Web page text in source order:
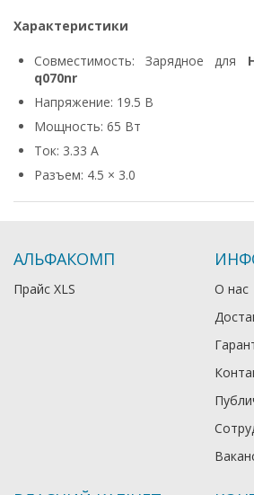
Характеристики
Совместимость: Зарядное для
q070nr
Напряжение: 19.5 В
Мощность: 65 Вт
Ток: 3.33 А
Разъем: 4.5 × 3.0
АЛЬФАКОМП
Прайс XLS
О нас